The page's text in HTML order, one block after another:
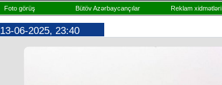
Foto görüş Bütöv Azərbaycançılar Reklam xidmətləri
13-06-2025, 23:40